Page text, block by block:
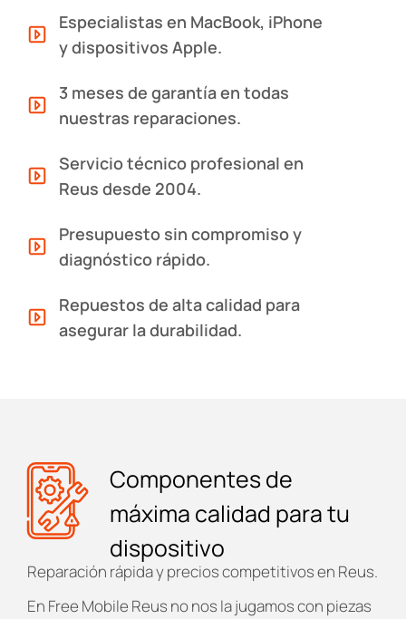
Especialistas en MacBook, iPhone
y dispositivos Apple.
3 meses de garantía en todas
nuestras reparaciones.
Servicio técnico profesional en
Reus desde 2004.
Presupuesto sin compromiso y
diagnóstico rápido.
Repuestos de alta calidad para
asegurar la durabilidad.
Componentes de
máxima calidad para tu
dispositivo
Reparación rápida y precios competitivos en Reus.
En Free Mobile Reus no nos la jugamos con piezas